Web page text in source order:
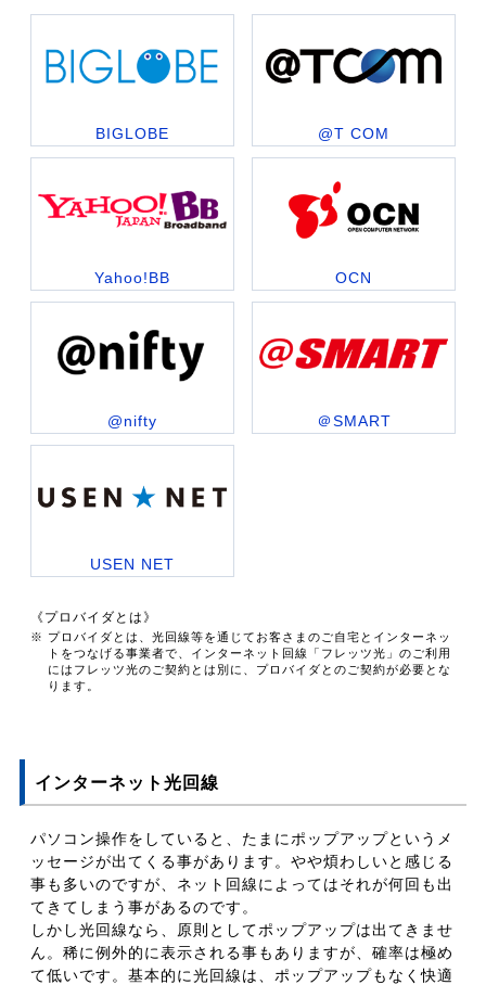
BIGLOBE @T COM
Yahoo!BB OCN
@nifty ＠SMART
USEN NET
《プロバイダとは》
※ プロバイダとは、光回線等を通じてお客さまのご自宅とインターネッ
トをつなげる事業者で、インターネット回線「フレッツ光」のご利用
にはフレッツ光のご契約とは別に、プロバイダとのご契約が必要とな
ります。
インターネット光回線
パソコン操作をしていると、たまにポップアップというメ
ッセージが出てくる事があります。やや煩わしいと感じる
事も多いのですが、ネット回線によってはそれが何回も出
てきてしまう事があるのです。
しかし光回線なら、原則としてポップアップは出てきませ
ん。稀に例外的に表示される事もありますが、確率は極め
て低いです。基本的に光回線は、ポップアップもなく快適